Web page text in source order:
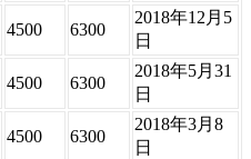
4500 6300
2018年12月5
日
4500 6300
2018年5月31
日
4500 6300
2018年3月8
日